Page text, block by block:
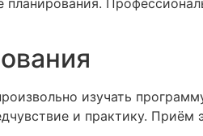
изучать
и практику.